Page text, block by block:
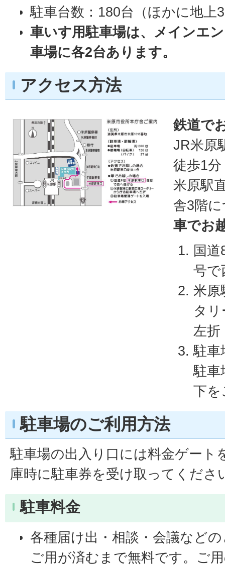
駐車台数：180台（ほかに地上
車いす用駐車場は、メインエ
車場に各2台あります。
アクセス方法
鉄道で
JR米原
徒歩1分
米原駅
舎3階
車でお
国
号で
米原
タ
左折
駐車
駐車
下を
駐車場のご利用方法
駐車場の出入り口には料金ゲート
庫時に駐車券を受け取ってくださ
駐車料金
各種届け出・相談・会議など
ご用が済むまで無料です。ご